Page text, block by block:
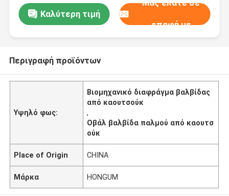
Καλύτερη τιμή
Μας ελάτε σε
επαφή με
Περιγραφή προϊόντων
Υψηλό φως:
Βιομηχανικό διαφράγμα βαλβίδας
από καουτσούκ
,
Οβάλ βαλβίδα παλμού από καουτσ
ούκ
Place of Origin CHINA
Μάρκα HONGUM